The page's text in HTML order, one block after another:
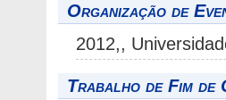
Organização de
2012,,
Trabalho de Fim de